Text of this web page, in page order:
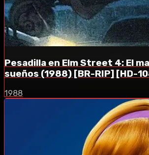
Pesadilla en Elm Street 4: El
sueños (1988) [BR-RIP] [HD-
1988